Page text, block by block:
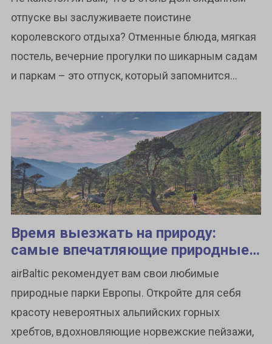
отпуске вы заслуживаете поистине
королевского отдыха? Отменные блюда, мягкая
постель, вечерние прогулки по шикарным садам
и паркам – это отпуск, который запомнится...
Время выезжать на природу:
самые впечатляющие природные
парки Европы
airBaltic рекомендует вам свои любимые
природные парки Европы. Откройте для себя
красоту невероятных альпийских горных
хребтов, вдохновляющие норвежские пейзажи,